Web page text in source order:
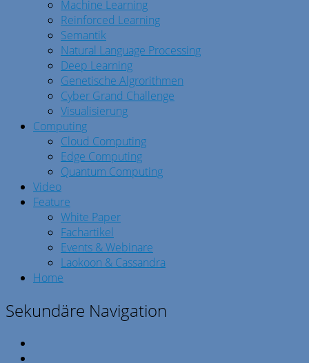
Machine Learning
Reinforced Learning
Semantik
Natural Language Processing
Deep Learning
Genetische Algrorithmen
Cyber Grand Challenge
Visualisierung
Computing
Cloud Computing
Edge Computing
Quantum Computing
Video
Feature
White Paper
Fachartikel
Events & Webinare
Laokoon & Cassandra
Home
Sekundäre Navigation